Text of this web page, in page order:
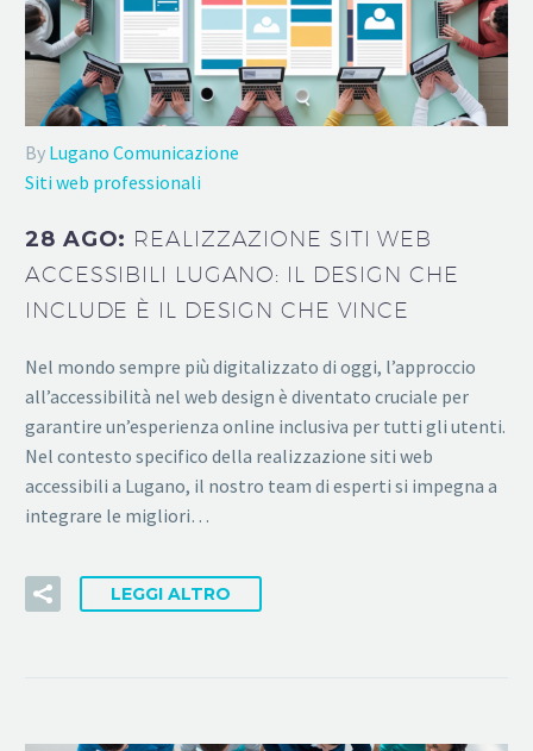
By Lugano Comunicazione
Siti web professionali
28 AGO: REALIZZAZIONE SITI WEB
ACCESSIBILI LUGANO: IL DESIGN CHE
INCLUDE È IL DESIGN CHE VINCE
Nel mondo sempre più digitalizzato di oggi, l’approccio
all’accessibilità nel web design è diventato cruciale per
garantire un’esperienza online inclusiva per tutti gli utenti.
Nel contesto specifico della realizzazione siti web
accessibili a Lugano, il nostro team di esperti si impegna a
integrare le migliori…
LEGGI ALTRO